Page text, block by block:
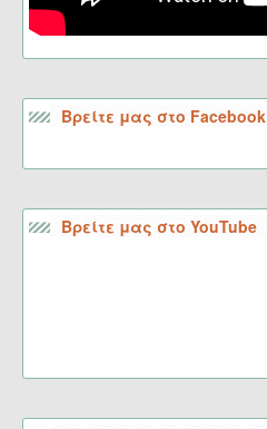
Βρείτε μας στο Facebook
Βρείτε μας στο YouTube